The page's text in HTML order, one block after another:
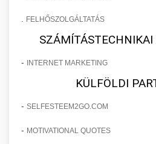
FELHŐSZOLGÁLTATÁS
SZÁMÍTÁSTECHNIKAI
- INTERNET MARKETING
KÜLFÖLDI
- SELFESTEEM2GO.COM
- MOTIVATIONAL QUOTES